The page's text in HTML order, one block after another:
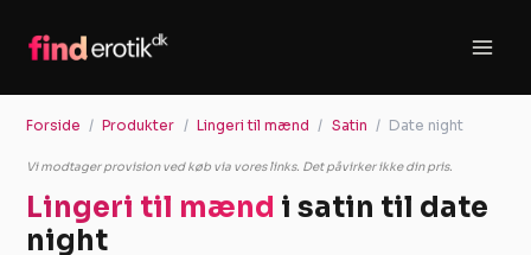
Forside Produkter Lingeri til mænd Satin Date night
Vi modtager provision ved køb via vores links. Det påvirker ikke din pris.
Lingeri til mænd i satin til date
night